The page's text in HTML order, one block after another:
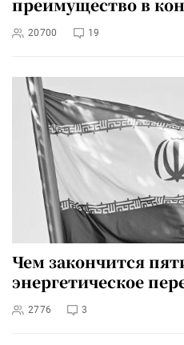
преимущество в
20700 19
Чем закончится
энергетическое
2776 3